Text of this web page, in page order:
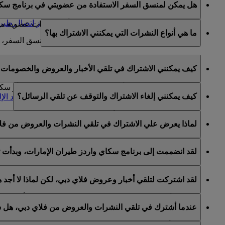
تعديل أي معلومات في الحساب تتعلق بعضوية العضو
يمكنكم تعيين منسق سفر عن طريق الاتصال بمركز اتصال
لمزيد من المعلومات حول شروط وأحكام تعيين منسق
هل يمكن لمنسق السفر الاستفادة من عضويتي في برنامج
منسقو السفر غير مخولين للحصول على أية امتيازات عضوية
ما هي أنواع النشرات التي يمكنني الاشتراك بها؟
أخبار وعروض فلاي دبي
كيف يمكنني الاشتراك في تلقي الأخبار والعروض والخصومات
يمكنكم الاشتراك لتلقي أخبار وعروض طيران الإمارات و/
واردز الخاص بكم والانتقال إلى قسم " إدارة اشتراكات البريد
كيف يمكنني إلغاء الاشتراك والتوقف عن تلقي الرسائل؟
يمكنكم إلغاء الاشتراك في أي وقت عبر رابط إلغاء
طيران الإمارات أو عبر التواصل مع طيران الإمارات أو
لماذا يعرض علي الاشتراك في تلقي النشرات والعروض من
يشمل برنامج الولاء سكاي واردز طيران الإمارات كلا من
لقد انضممت إلى برنامج سكاي واردز طيران الإمارات،
لقد اتيح لكم خيار الاشتراك لتلقي النشرات والعروض من
الخاصة بكم على هذا الأساس.
لقد اشتركت لتلقي أخبار وعروض فلاي دبي، لكن لماذا لا
هذا يعني أن عنوان البريد الإلكتروني المستخدم مرتبط
يرجى تسجيل الدخول إلى حساب سكاي واردز طيران
عندما أشترك في تلقي النشرات والعروض من فلاي دبي، هل